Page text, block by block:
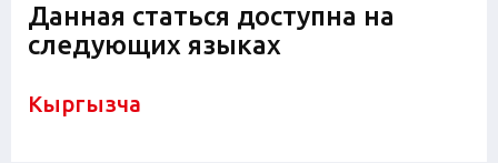
Данная статься доступна на
следующих языках
Кыргызча